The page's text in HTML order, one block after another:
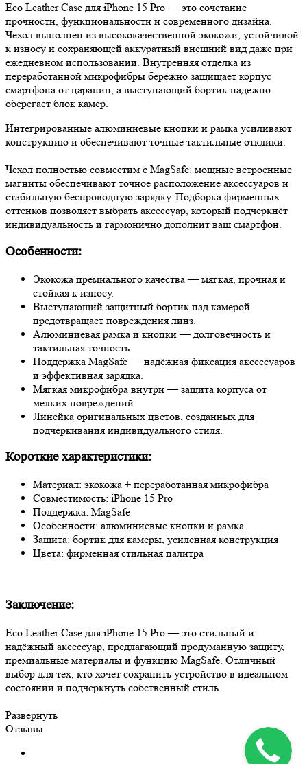
Eco Leather Case для iPhone 15 Pro — это сочетание
прочности, функциональности и современного дизайна.
Чехол выполнен из высококачественной экокожи, устойчивой
к износу и сохраняющей аккуратный внешний вид даже при
ежедневном использовании. Внутренняя отделка из
переработанной микрофибры бережно защищает корпус
смартфона от царапин, а выступающий бортик надежно
оберегает блок камер.
Интегрированные алюминиевые кнопки и рамка усиливают
конструкцию и обеспечивают точные тактильные отклики.
Чехол полностью совместим с MagSafe: мощные встроенные
магниты обеспечивают точное расположение аксессуаров и
стабильную беспроводную зарядку. Подборка фирменных
оттенков позволяет выбрать аксессуар, который подчеркнёт
индивидуальность и гармонично дополнит ваш смартфон.
Особенности:
Экокожа премиального качества — мягкая, прочная и
стойкая к износу.
Выступающий защитный бортик над камерой
предотвращает повреждения линз.
Алюминиевая рамка и кнопки — долговечность и
тактильная точность.
Поддержка MagSafe — надёжная фиксация аксессуаров
и эффективная зарядка.
Мягкая микрофибра внутри — защита корпуса от
мелких повреждений.
Линейка оригинальных цветов, созданных для
подчёркивания индивидуального стиля.
Короткие характеристики:
Материал: экокожа + переработанная микрофибра
Совместимость: iPhone 15 Pro
Поддержка: MagSafe
Особенности: алюминиевые кнопки и рамка
Защита: бортик для камеры, усиленная конструкция
Цвета: фирменная стильная палитра
Заключение:
Eco Leather Case для iPhone 15 Pro — это стильный и
надёжный аксессуар, предлагающий продуманную защиту,
премиальные материалы и функцию MagSafe. Отличный
выбор для тех, кто хочет сохранить устройство в идеальном
состоянии и подчеркнуть собственный стиль.
Развернуть
Отзывы